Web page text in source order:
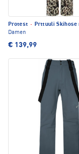
Protest · Prttuuli Skihose
Damen
€ 139,99